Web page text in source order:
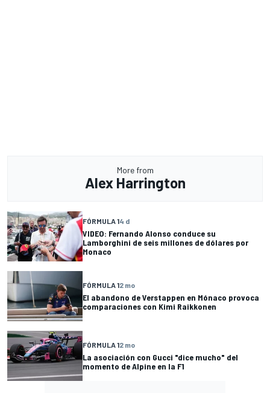
More from
Alex Harrington
FÓRMULA 14 d
VIDEO: Fernando Alonso conduce su
Lamborghini de seis millones de dólares por
Monaco
FÓRMULA 12 mo
El abandono de Verstappen en Mónaco provoca
comparaciones con Kimi Raikkonen
FÓRMULA 12 mo
La asociación con Gucci "dice mucho" del
momento de Alpine en la F1